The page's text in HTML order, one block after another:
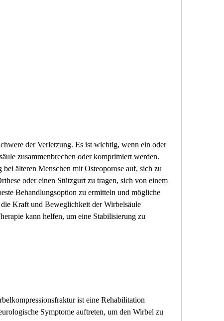
zusammenbrechen oder komprimiert werden.
älteren Menschen mit Osteoporose auf, sich zu
oder einen Stützgurt zu tragen, sich von einem
Behandlungsoption zu ermitteln und mögliche
Kraft und Beweglichkeit der Wirbelsäule
kann helfen, um eine Stabilisierung zu
ist eine Rehabilitation
Symptome auftreten, um den Wirbel zu